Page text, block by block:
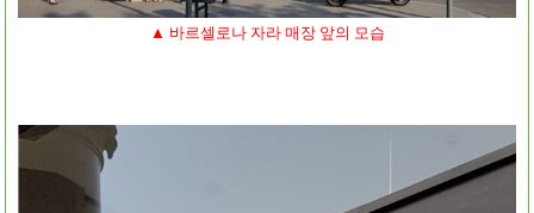
▲ 바르셀로나 자라 매장 앞의 모습